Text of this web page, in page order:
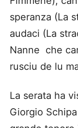
grande tenore
questo
rielaborate
Lecce Mia , di
Con questo
quanto la